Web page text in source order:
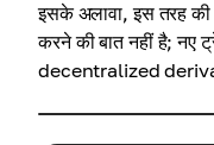
इसके अलावा, इस तरह की
करने की बात नहीं है; नए
decentralized